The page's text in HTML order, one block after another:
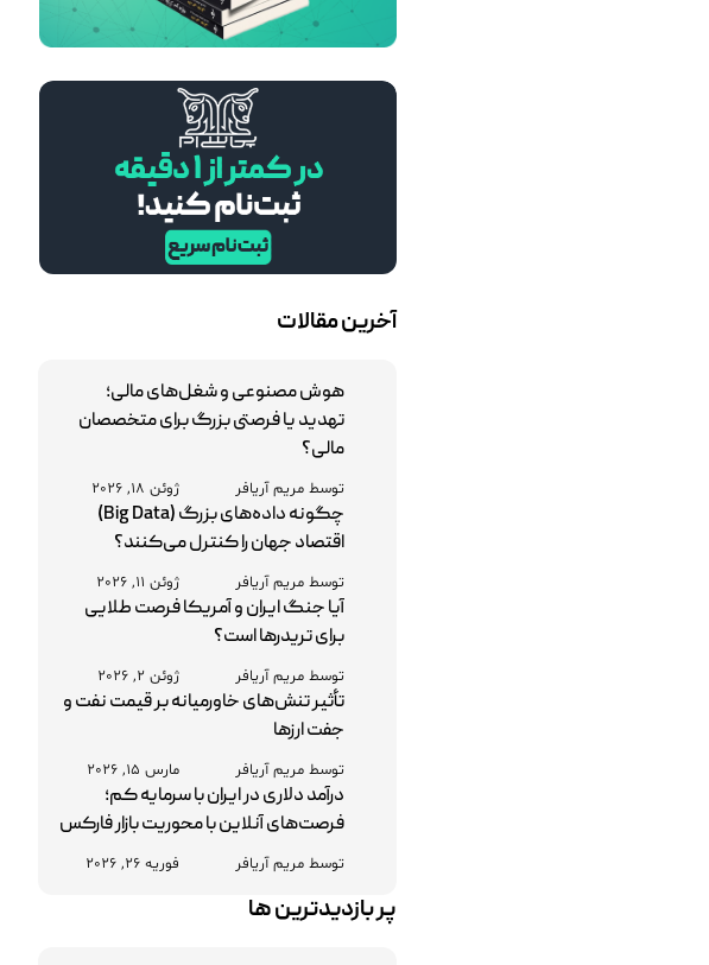
آخرین مقالات
هوش مصنوعی و شغل‌های مالی؛
تهدید یا فرصتی بزرگ برای متخصصان
مالی؟
توسط مریم آریافر ژوئن 18, 2026
چگونه داده‌های بزرگ (Big Data)
اقتصاد جهان را کنترل می‌کنند؟
توسط مریم آریافر ژوئن 11, 2026
آیا جنگ ایران و آمریکا فرصت طلایی
برای تریدرها است؟
توسط مریم آریافر ژوئن 2, 2026
تأثیر تنش‌های خاورمیانه بر قیمت نفت و
جفت‌ ارزها
توسط مریم آریافر مارس 15, 2026
درآمد دلاری در ایران با سرمایه کم؛
فرصت‌های آنلاین با محوریت بازار فارکس
توسط مریم آریافر فوریه 26, 2026
پر بازدیدترین ها